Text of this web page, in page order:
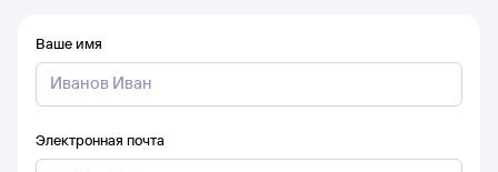
Ваше имя
Электронная почта